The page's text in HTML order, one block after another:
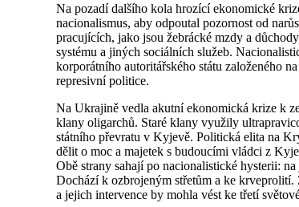
Na pozadí dalšího kola hrozící ekonomické
nacionalismus, aby odpoutal pozornost od
pracujících, jako jsou žebrácké mzdy a
systému a jiných sociálních služeb.
korporátního autoritářského státu založeného
represivní politice.
Na Ukrajině vedla akutní ekonomická krize k
klany oligarchů. Staré klany využily
státního převratu v Kyjevě. Politická elita na
dělit o moc a majetek s budoucími vládci z
Obě strany sahají po nacionalistické hysterii:
Dochází k ozbrojeným střetům a ke
a jejich intervence by mohla vést ke třetí